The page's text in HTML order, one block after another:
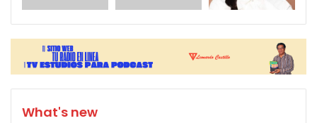
What's new